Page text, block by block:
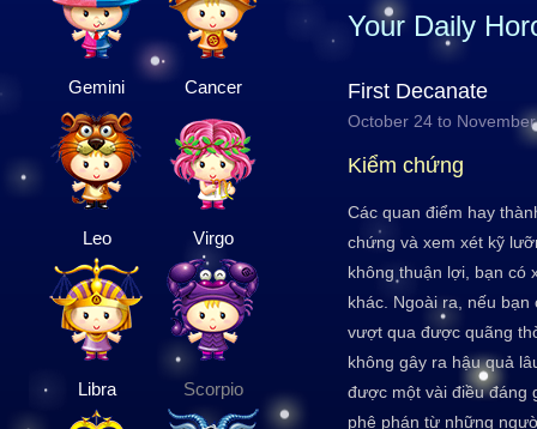
Gemini Cancer
Leo Virgo
Libra Scorpio
Your Daily
First Decanate
October 24 to
Kiểm chứng
Các quan điểm hay
chứng và xem xét kỹ
không thuận lợi, bạn có
khác. Ngoài ra, nếu
vượt qua được quãng
không gây ra hậu quả
được một vài điều đáng
phê phán từ những